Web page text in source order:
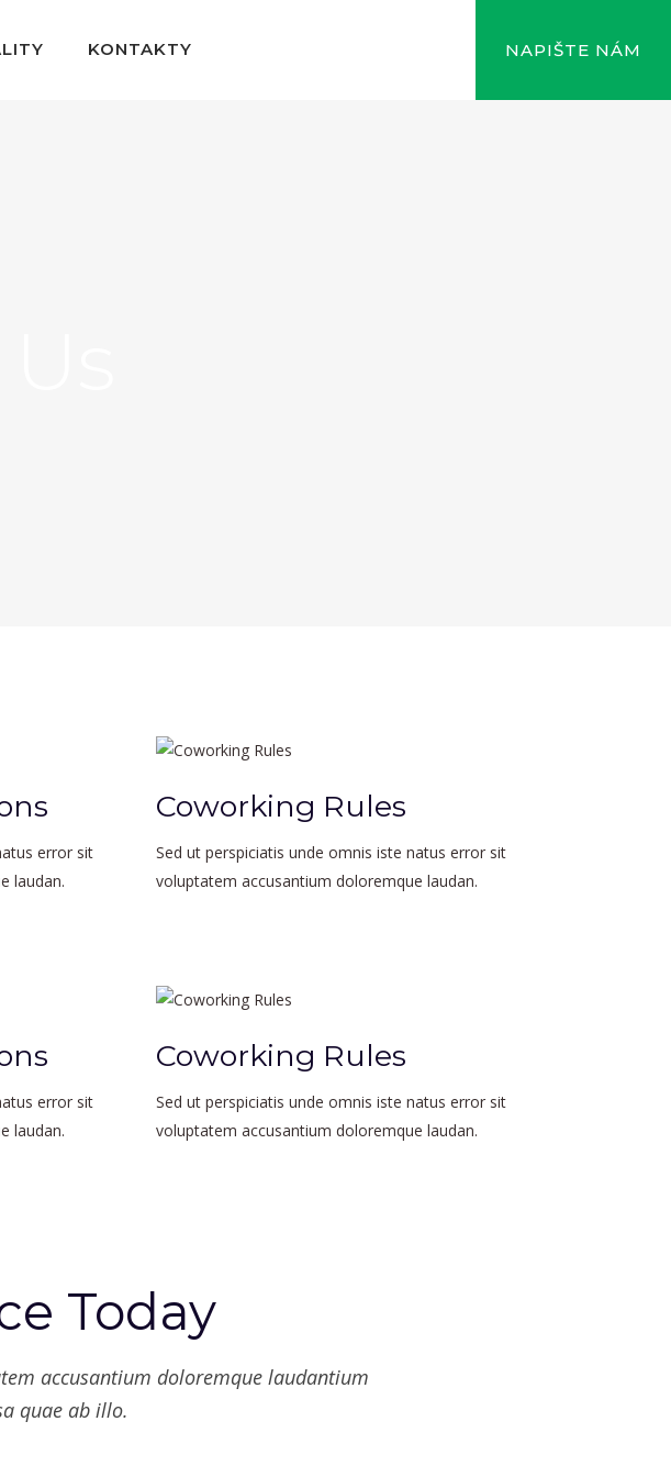
NAPIŠTE NÁM
KONTAKTY
error sit
laudan.
error sit
laudan.
Coworking Rules
Sed ut perspiciatis unde omnis iste natus error sit
voluptatem accusantium doloremque laudan.
Coworking Rules
Sed ut perspiciatis unde omnis iste natus error sit
voluptatem accusantium doloremque laudan.
Today
accusantium doloremque laudantium
quae ab illo.